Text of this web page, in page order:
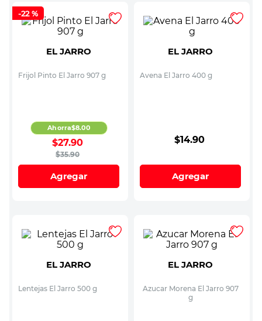
-22 %
EL JARRO
Frijol Pinto El Jarro 907 g
$35.90
$27.90
Ahorra$8.00
Agregar
EL JARRO
Avena El Jarro 400 g
$14.90
Agregar
EL JARRO
Lentejas El Jarro 500 g
EL JARRO
Azucar Morena El Jarro 907
g